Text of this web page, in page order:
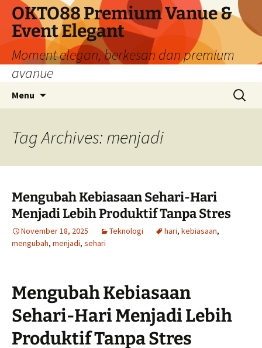
Skip
content
OKTO88 Premium Vanue &
Event Elegant
Moment elegan, berkesan dan premium
avanue
Menu
Search
for:
Tag Archives: menjadi
Mengubah Kebiasaan Sehari-Hari
Menjadi Lebih Produktif Tanpa Stres
November 18, 2025 Teknologi hari, kebiasaan,
mengubah, menjadi, sehari
Mengubah Kebiasaan
Sehari-Hari Menjadi Lebih
Produktif Tanpa Stres